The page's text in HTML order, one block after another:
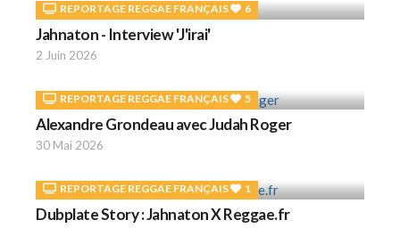
REPORTAGE REGGAE FRANÇAIS 6
Jahnaton - Interview 'J'irai'
2 Juin 2026
REPORTAGE REGGAE FRANÇAIS 5
Alexandre Grondeau avec Judah Roger
30 Mai 2026
REPORTAGE REGGAE FRANÇAIS 1
Dubplate Story : Jahnaton X Reggae.fr